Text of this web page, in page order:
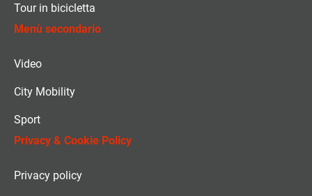
Tour in bicicletta
Menù secondario
Video
City Mobility
Sport
Privacy & Cookie Policy
Privacy policy